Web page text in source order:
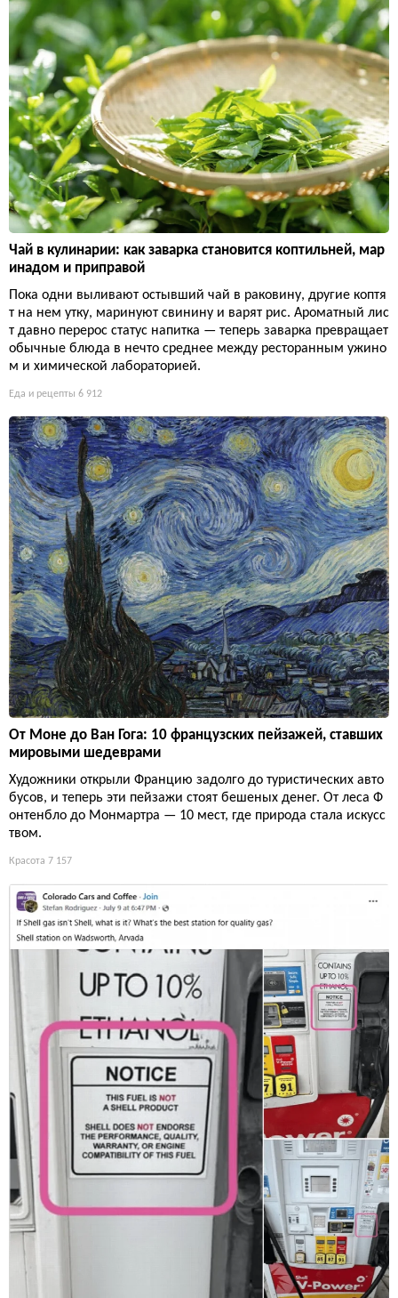
Чай в кулинарии: как заварка становится коптильней, мар
инадом и приправой
Пока одни выливают остывший чай в раковину, другие коптя
т на нем утку, маринуют свинину и варят рис. Ароматный лис
т давно перерос статус напитка — теперь заварка превращает
обычные блюда в нечто среднее между ресторанным ужино
м и химической лабораторией.
Еда и рецепты 6 912
От Моне до Ван Гога: 10 французских пейзажей, ставших
мировыми шедеврами
Художники открыли Францию задолго до туристических авто
бусов, и теперь эти пейзажи стоят бешеных денег. От леса Ф
онтенбло до Монмартра — 10 мест, где природа стала искусс
твом.
Красота 7 157